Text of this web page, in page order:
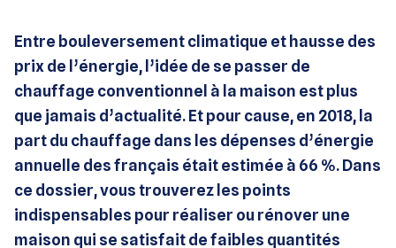
Entre bouleversement climatique et hausse des
prix de l’énergie, l’idée de se passer de
chauffage conventionnel à la maison est plus
que jamais d’actualité. Et pour cause, en 2018, la
part du chauffage dans les dépenses d’énergie
annuelle des français était estimée à 66 %. Dans
ce dossier, vous trouverez les points
indispensables pour réaliser ou rénover une
maison qui se satisfait de faibles quantités